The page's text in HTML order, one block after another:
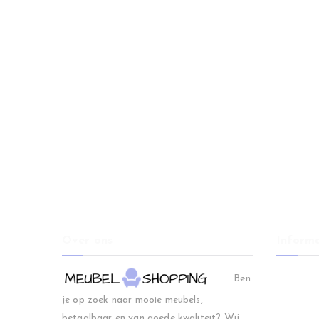
Ben
je op zoek naar mooie meubels,